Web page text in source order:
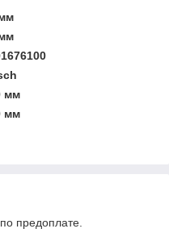
мм
мм
предоплате.